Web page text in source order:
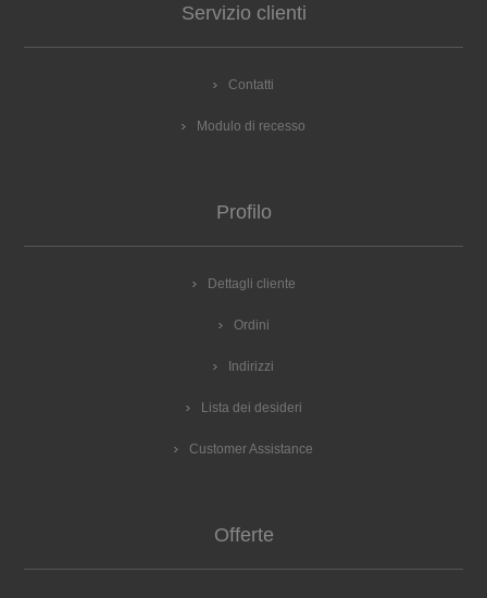
Servizio clienti
Contatti
Modulo di recesso
Profilo
Dettagli cliente
Ordini
Indirizzi
Lista dei desideri
Customer Assistance
Offerte